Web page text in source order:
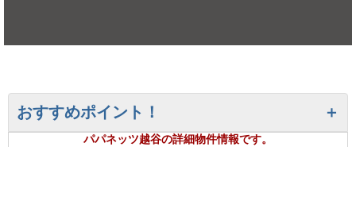
おすすめポイント！
パパネッツ越谷の詳細物件情報です。